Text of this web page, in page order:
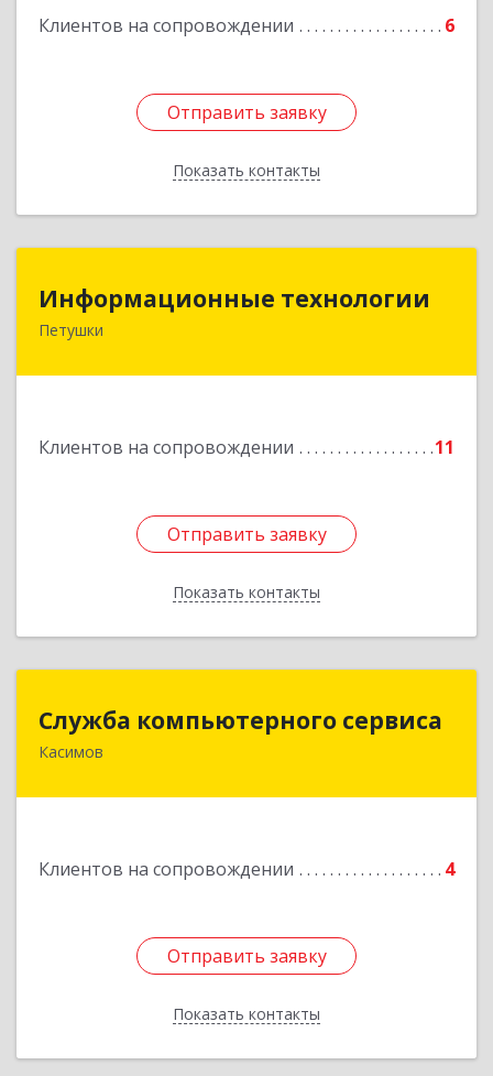
Клиентов на сопровождении 6
Отправить заявку
Показать контакты
Отправить заявку
Назад
Информационные технологии
Петушки
Клиентов на сопровождении 11
Отправить заявку
Показать контакты
Информационные технологии
Отправить заявку
Назад
Служба компьютерного сервиса
Касимов
Клиентов на сопровождении 4
Отправить заявку
Показать контакты
Служба компьютерного сервиса
391300, Рязанская обл., г.Касимов, ул.Советская
Отправить заявку
Назад